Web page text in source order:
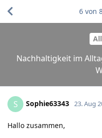
Nachhaltigkeit im
6von
S Sophie63343 23. Aug
Hallo zusammen,